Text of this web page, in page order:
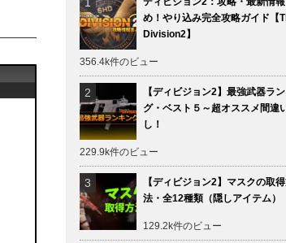
め！やり込み完全攻略ガイド【
Division2】
356.4k件のビュー
【ディビジョン2】最強武器ラ
グ・ベスト５～超オススメ間違
し！
229.9k件のビュー
【ディビジョン2】マスクの取
法・全12種類（隠しアイテム）
129.2k件のビュー